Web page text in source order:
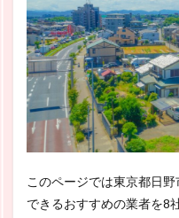
このページでは東京都日
できるおすすめの業者を8